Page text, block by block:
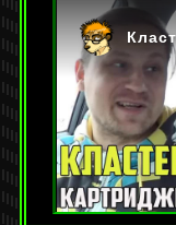
На YouTube:
Категории:
Метки: famicom
интервью,
1